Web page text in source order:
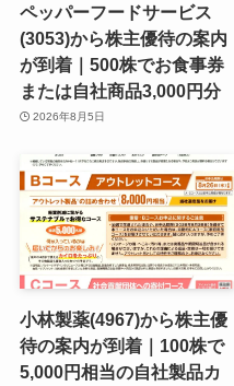
ペッパーフードサービス
(3053)から株主優待の案内
が到着｜500株でお食事券
または自社商品3,000円分
2026年8月5日
小林製薬(4967)から株主優
待の案内が到着｜100株で
5,000円相当の自社製品カ